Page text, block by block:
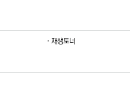
· 재생토너